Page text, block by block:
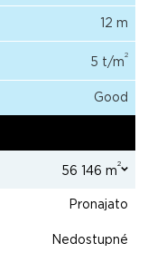
12 m
5 t/m
2
Good
56 146 m
2
Pronajato
Nedostupné